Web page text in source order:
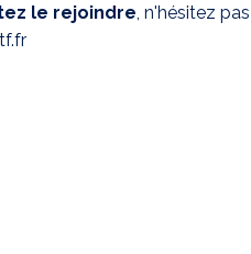
le rejoindre , n'hésitez